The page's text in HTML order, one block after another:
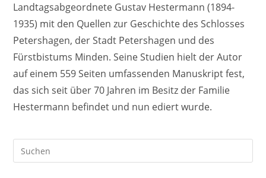
Landtagsabgeordnete Gustav Hestermann (1894-
1935) mit den Quellen zur Geschichte des Schlosses
Petershagen, der Stadt Petershagen und des
Fürstbistums Minden. Seine Studien hielt der Autor
auf einem 559 Seiten umfassenden Manuskript fest,
das sich seit über 70 Jahren im Besitz der Familie
Hestermann befindet und nun ediert wurde.